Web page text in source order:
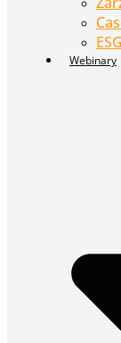
ESG
Webinary